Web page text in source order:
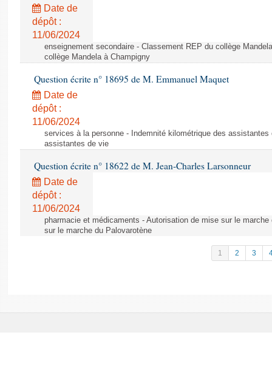
Date de
dépôt :
11/06/2024
enseignement secondaire - Classement REP du collège
collège Mandela à Champigny
Question écrite n° 18695 de M. Emmanuel Maquet
Date de
dépôt :
11/06/2024
services à la personne - Indemnité kilométrique des
assistantes de vie
Question écrite n° 18622 de M. Jean-Charles Larsonneur
Date de
dépôt :
11/06/2024
pharmacie et médicaments - Autorisation de mise sur le
sur le marche du Palovarotène
1 2 3